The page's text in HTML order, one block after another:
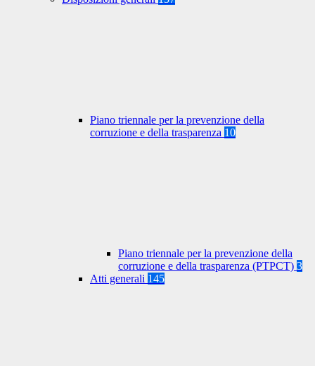
Piano triennale per la prevenzione della
corruzione e della trasparenza 10
Piano triennale per la prevenzione della
corruzione e della trasparenza (PTPCT) 3
Atti generali 145